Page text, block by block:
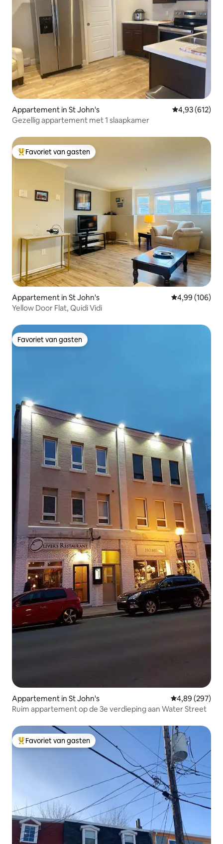
Appartement in St John's Gemiddelde
4,93 (612)
Gezellig appartement met 1 slaapkamer
Topfavoriet van gasten
Favoriet van gasten
Appartement in St John's Gemiddelde
4,99 (106)
Yellow Door Flat, Quidi Vidi
Favoriet van gasten
Favoriet van gasten
Appartement in St John's Gemiddelde
4,89 (297)
Ruim appartement op de 3e verdieping aan Water Street
Topfavoriet van gasten
Favoriet van gasten